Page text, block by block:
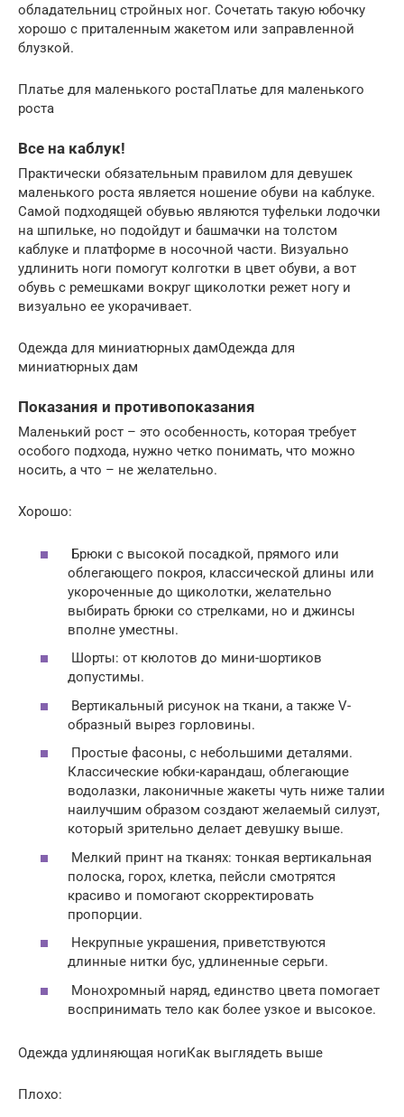
обладательниц стройных ног. Сочетать такую юбочку
хорошо с приталенным жакетом или заправленной
блузкой.
Платье для маленького ростаПлатье для маленького
роста
Все на каблук!
Практически обязательным правилом для девушек
маленького роста является ношение обуви на каблуке.
Самой подходящей обувью являются туфельки лодочки
на шпильке, но подойдут и башмачки на толстом
каблуке и платформе в носочной части. Визуально
удлинить ноги помогут колготки в цвет обуви, а вот
обувь с ремешками вокруг щиколотки режет ногу и
визуально ее укорачивает.
Одежда для миниатюрных дамОдежда для
миниатюрных дам
Показания и противопоказания
Маленький рост – это особенность, которая требует
особого подхода, нужно четко понимать, что можно
носить, а что – не желательно.
Хорошо:
Брюки с высокой посадкой, прямого или
облегающего покроя, классической длины или
укороченные до щиколотки, желательно
выбирать брюки со стрелками, но и джинсы
вполне уместны.
Шорты: от кюлотов до мини-шортиков
допустимы.
Вертикальный рисунок на ткани, а также V-
образный вырез горловины.
Простые фасоны, с небольшими деталями.
Классические юбки-карандаш, облегающие
водолазки, лаконичные жакеты чуть ниже талии
наилучшим образом создают желаемый силуэт,
который зрительно делает девушку выше.
Мелкий принт на тканях: тонкая вертикальная
полоска, горох, клетка, пейсли смотрятся
красиво и помогают скорректировать
пропорции.
Некрупные украшения, приветствуются
длинные нитки бус, удлиненные серьги.
Монохромный наряд, единство цвета помогает
воспринимать тело как более узкое и высокое.
Одежда удлиняющая ногиКак выглядеть выше
Плохо: